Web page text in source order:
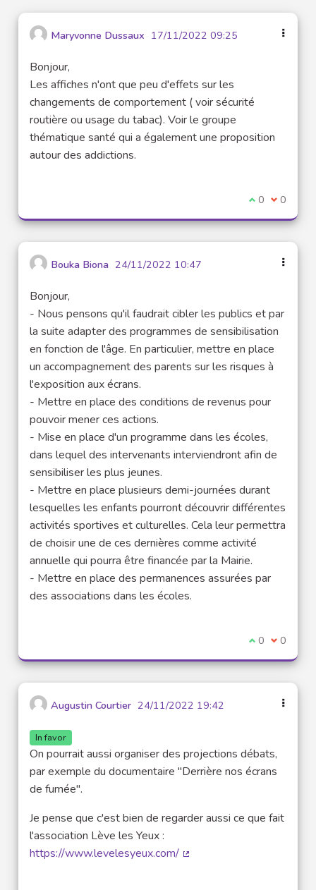
Maryvonne Dussaux 17/11/2022 09:25
Bonjour,
Les affiches n'ont que peu d'effets sur les
changements de comportement ( voir sécurité
routière ou usage du tabac). Voir le groupe
thématique santé qui a également une proposition
autour des addictions.
I agree with
0 I 0
Bouka Biona 24/11/2022 10:47
Bonjour,
- Nous pensons qu'il faudrait cibler les publics et par
la suite adapter des programmes de sensibilisation
en fonction de l'âge. En particulier, mettre en place
un accompagnement des parents sur les risques à
l'exposition aux écrans.
- Mettre en place des conditions de revenus pour
pouvoir mener ces actions.
- Mise en place d'un programme dans les écoles,
dans lequel des intervenants interviendront afin de
sensibiliser les plus jeunes.
- Mettre en place plusieurs demi-journées durant
lesquelles les enfants pourront découvrir différentes
activités sportives et culturelles. Cela leur permettra
de choisir une de ces dernières comme activité
annuelle qui pourra être financée par la Mairie.
- Mettre en place des permanences assurées par
des associations dans les écoles.
I agree with
0 I 0
Augustin Courtier 24/11/2022 19:42
In favor
On pourrait aussi organiser des projections débats,
par exemple du documentaire "Derrière nos écrans
de fumée".
Je pense que c'est bien de regarder aussi ce que fait
l'association Lève les Yeux :
https://www.levelesyeux.com/